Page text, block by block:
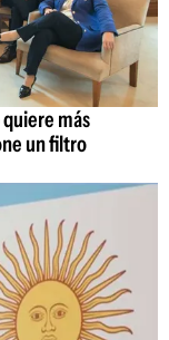
quiere más
un filtro